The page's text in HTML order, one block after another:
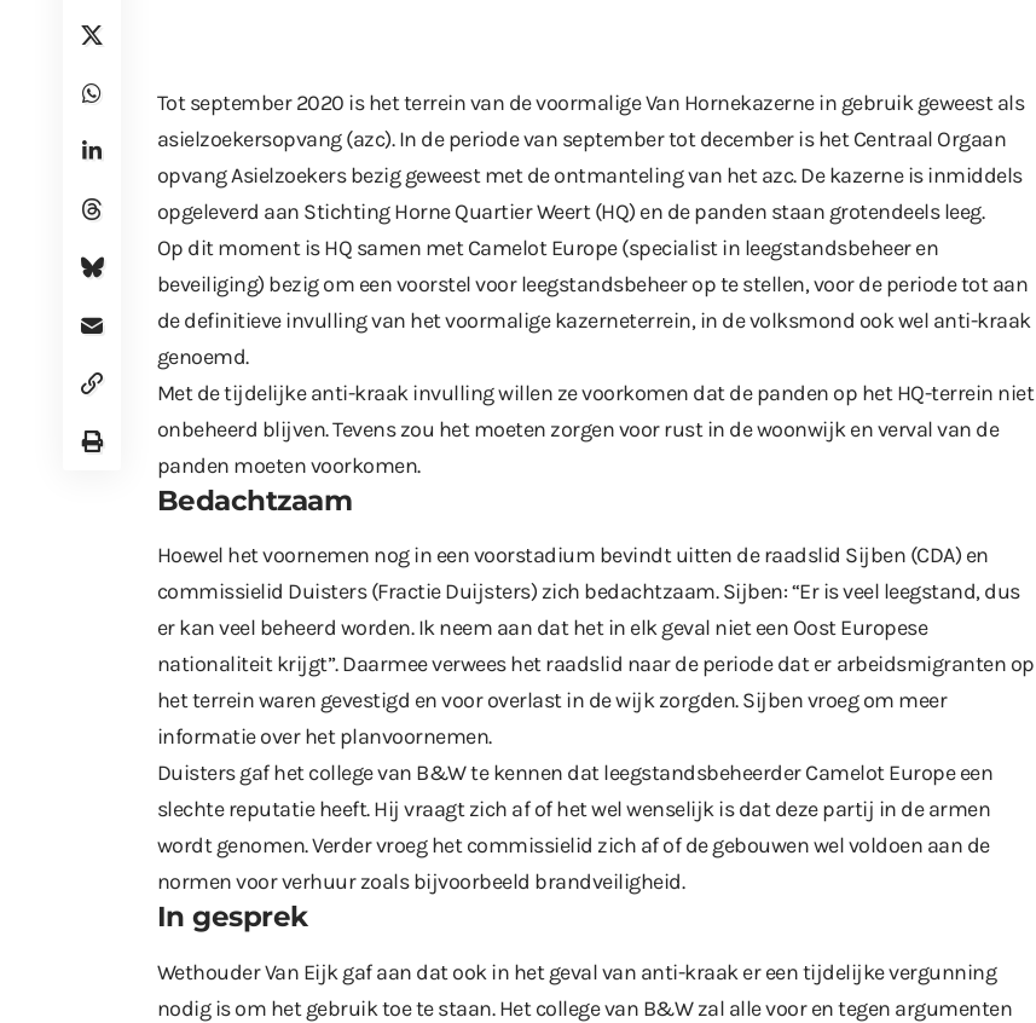
Tot september 2020 is het terrein van de voormalige Van Hornekazerne in gebruik geweest als
asielzoekersopvang (azc). In de periode van september tot december is het Centraal Orgaan
opvang Asielzoekers bezig geweest met de ontmanteling van het azc. De kazerne is inmiddels
opgeleverd aan Stichting Horne Quartier Weert (HQ) en de panden staan grotendeels leeg.
Op dit moment is HQ samen met Camelot Europe (specialist in leegstandsbeheer en
beveiliging) bezig om een voorstel voor leegstandsbeheer op te stellen, voor de periode tot aan
de definitieve invulling van het voormalige kazerneterrein, in de volksmond ook wel anti-kraak
genoemd.
Met de tijdelijke anti-kraak invulling willen ze voorkomen dat de panden op het HQ-terrein niet
onbeheerd blijven. Tevens zou het moeten zorgen voor rust in de woonwijk en verval van de
panden moeten voorkomen.
Bedachtzaam
Hoewel het voornemen nog in een voorstadium bevindt uitten de raadslid Sijben (CDA) en
commissielid Duisters (Fractie Duijsters) zich bedachtzaam. Sijben: “Er is veel leegstand, dus
er kan veel beheerd worden. Ik neem aan dat het in elk geval niet een Oost Europese
nationaliteit krijgt”. Daarmee verwees het raadslid naar de periode dat er arbeidsmigranten op
het terrein waren gevestigd en voor overlast in de wijk zorgden. Sijben vroeg om meer
informatie over het planvoornemen.
Duisters gaf het college van B&W te kennen dat leegstandsbeheerder Camelot Europe een
slechte reputatie heeft. Hij vraagt zich af of het wel wenselijk is dat deze partij in de armen
wordt genomen. Verder vroeg het commissielid zich af of de gebouwen wel voldoen aan de
normen voor verhuur zoals bijvoorbeeld brandveiligheid.
In gesprek
Wethouder Van Eijk gaf aan dat ook in het geval van anti-kraak er een tijdelijke vergunning
nodig is om het gebruik toe te staan. Het college van B&W zal alle voor en tegen argumenten